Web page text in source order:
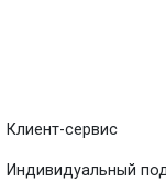
Клиент-сервис
Индивидуальный